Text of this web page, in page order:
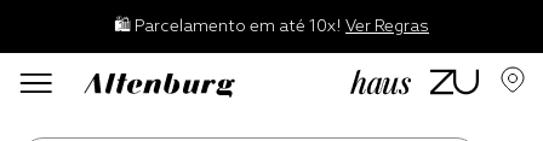
🛍️ Parcelamento em até 10x! Ver Regras